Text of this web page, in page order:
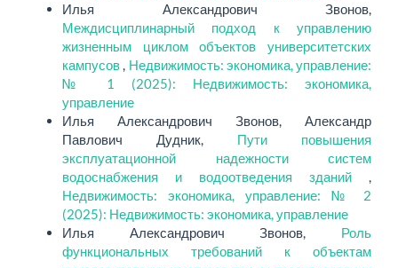
Илья Александрович Звонов,
Междисциплинарный подход к управлению
жизненным циклом объектов университетских
кампусов, Недвижимость: экономика, управление:
№ 1 (2025): Недвижимость: экономика,
управление
Илья Александрович Звонов, Александр
Павлович Дудник, Пути повышения
эксплуатационной надежности систем
водоснабжения и водоотведения зданий ,
Недвижимость: экономика, управление: № 2
(2025): Недвижимость: экономика, управление
Илья Александрович Звонов, Роль
функциональных требований к объектам